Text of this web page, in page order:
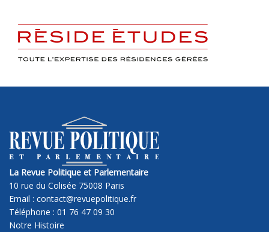
La Revue Politique et Parlementaire
10 rue du Colisée 75008 Paris
Email : contact@revuepolitique.fr
Téléphone : 01 76 47 09 30
Notre Histoire